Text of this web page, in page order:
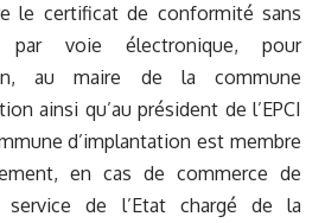
le certificat de conformité sans
voie électronique, pour
au maire de la commune
ainsi qu’au président de l’EPCI
d’implantation est membre
en cas de commerce de
service de l’Etat chargé de la